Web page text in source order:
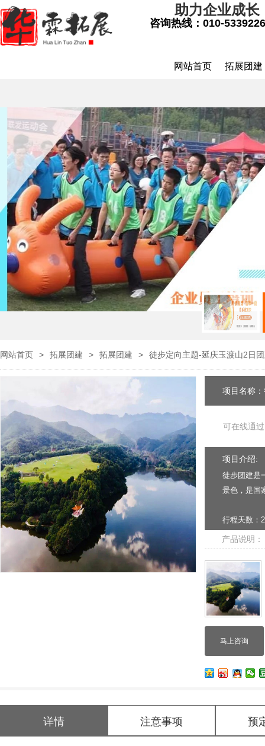
助力企业成
咨询热线： 010-
网站首页 拓展团建
网站首页 > 拓展团建 > 拓展团建 > 徒步定向主题-延庆玉渡山2日
项目名称
可在线通
项目介绍:
徒步团建是
景色，是国
行程天数：
产品说明：
马上咨询
详情 注意事项 预